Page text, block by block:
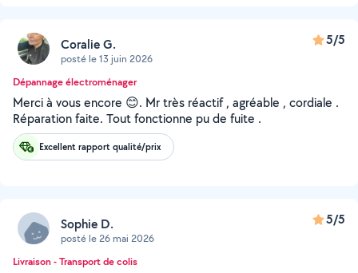
Coralie G.
posté le 13 juin 2026
5/5
Dépannage électroménager
Merci à vous encore 😊. Mr très réactif , agréable , cordiale .
Réparation faite. Tout fonctionne pu de fuite .
Excellent rapport qualité/prix
Sophie D.
posté le 26 mai 2026
5/5
Livraison - Transport de colis